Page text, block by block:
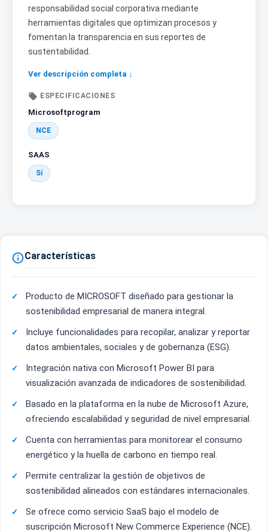
responsabilidad social corporativa mediante
herramientas digitales que optimizan procesos y
fomentan la transparencia en sus reportes de
sustentabilidad.
Ver descripción completa ↓
 ESPECIFICACIONES
Microsoftprogram
NCE
SAAS
Sí
Características
Producto de MICROSOFT diseñado para gestionar la
sostenibilidad empresarial de manera integral.
Incluye funcionalidades para recopilar, analizar y reportar
datos ambientales, sociales y de gobernanza (ESG).
Integración nativa con Microsoft Power BI para
visualización avanzada de indicadores de sostenibilidad.
Basado en la plataforma en la nube de Microsoft Azure,
ofreciendo escalabilidad y seguridad de nivel empresarial.
Cuenta con herramientas para monitorear el consumo
energético y la huella de carbono en tiempo real.
Permite centralizar la gestión de objetivos de
sostenibilidad alineados con estándares internacionales.
Se ofrece como servicio SaaS bajo el modelo de
suscripción Microsoft New Commerce Experience (NCE).